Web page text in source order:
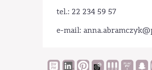
tel.: 22 234 59 57
e-mail: